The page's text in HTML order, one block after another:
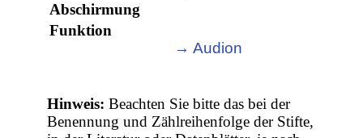
Abschirmung
Funktion
→ Audion
Hinweis: Beachten Sie bitte das bei der
Benennung und Zählreihenfolge der Stifte,